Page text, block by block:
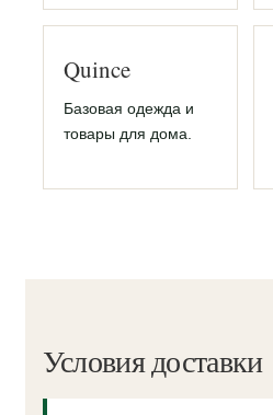
Quince
Базовая одежда и
товары для дома.
Условия доставки